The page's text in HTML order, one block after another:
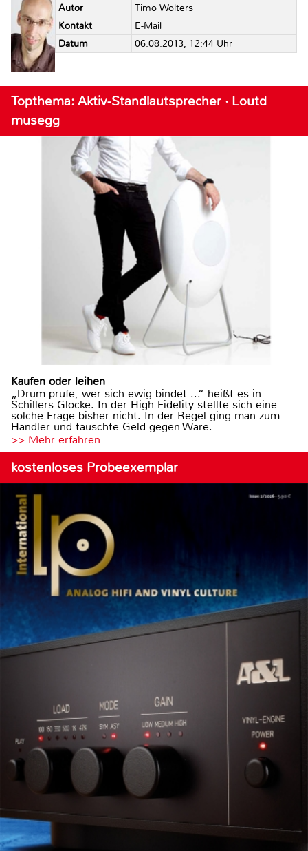
Autor
Timo Wolters
Kontakt
E-Mail
Datum
06.08.2013, 12:44 Uhr
Topthema: Aktiv-Standlautsprecher · Loutd
musegg
Kaufen oder leihen
„Drum prüfe, wer sich ewig bindet ...“ heißt es in
Schillers Glocke. In der High Fidelity stellte sich eine
solche Frage bisher nicht. In der Regel ging man zum
Händler und tauschte Geld gegen Ware.
>> Mehr erfahren
kostenloses Probeexemplar